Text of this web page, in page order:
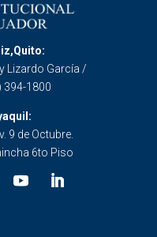
Lizardo García /
394-1800
9 de Octubre.
6to Piso